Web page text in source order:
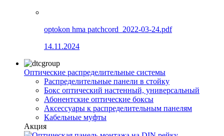
optokon hma patchcord_2022-03-24.pdf
14.11.2024
Оптические распределительные системы
Распределительные панели в стойку
Бокс оптический настенный, универсальный
Абонентские оптические боксы
Аксессуары к распределительным панелям
Кабельные муфты
Акция